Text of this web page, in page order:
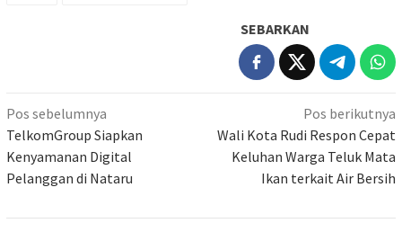
SEBARKAN
Navigasi
pos
Pos sebelumnya
TelkomGroup Siapkan
Kenyamanan Digital
Pelanggan di Nataru
Pos berikutnya
Wali Kota Rudi Respon Cepat
Keluhan Warga Teluk Mata
Ikan terkait Air Bersih